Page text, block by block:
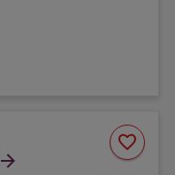
arrow_forward
favorite
Spara
som